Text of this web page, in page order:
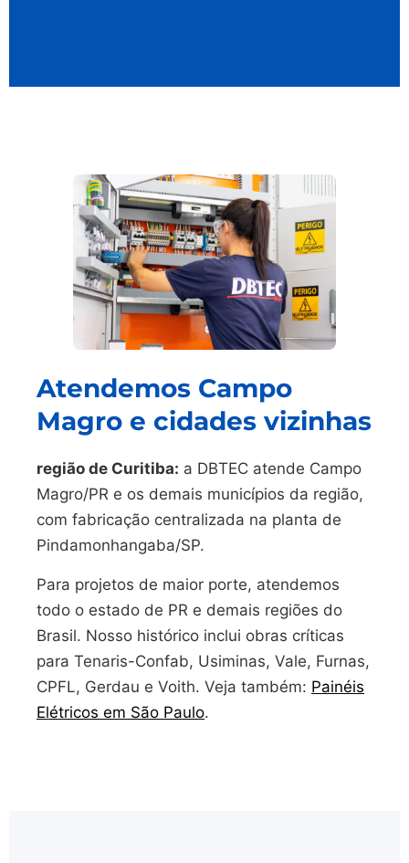
Atendemos Campo
Magro e cidades vizinhas
região de Curitiba: a DBTEC atende Campo
Magro/PR e os demais municípios da região,
com fabricação centralizada na planta de
Pindamonhangaba/SP.
Para projetos de maior porte, atendemos
todo o estado de PR e demais regiões do
Brasil. Nosso histórico inclui obras críticas
para Tenaris-Confab, Usiminas, Vale, Furnas,
CPFL, Gerdau e Voith. Veja também: Painéis
Elétricos em São Paulo.